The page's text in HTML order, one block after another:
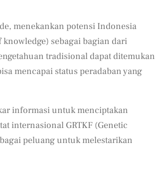
menekankan potensi Indonesia
sebagai bagian dari
tradisional dapat ditemukan
mencapai status peradaban yang
informasi untuk menciptakan
internasional GRTKF (Genetic
peluang untuk melestarikan